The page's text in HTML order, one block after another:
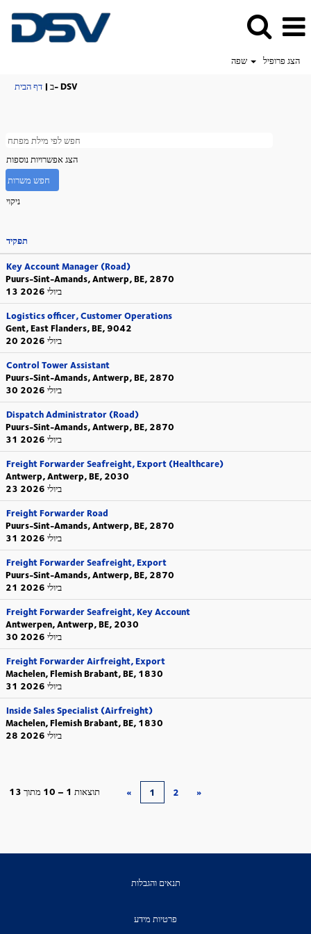
שפה
הצג פרופיל
דף הבית | ב- DSV(דף
הצג אפשרויות נוספות
ניקוי
תפקיד
Key Account Manager (Road)
Puurs-Sint-Amands, Antwerp, BE, 2870
13 ביולי 2026
Logistics officer, Customer Operations
Gent, East Flanders, BE, 9042
20 ביולי 2026
Control Tower Assistant
Puurs-Sint-Amands, Antwerp, BE, 2870
30 ביולי 2026
Dispatch Administrator (Road)
Puurs-Sint-Amands, Antwerp, BE, 2870
31 ביולי 2026
Freight Forwarder Seafreight, Export (Healthcare)
Antwerp, Antwerp, BE, 2030
23 ביולי 2026
Freight Forwarder Road
Puurs-Sint-Amands, Antwerp, BE, 2870
31 ביולי 2026
Freight Forwarder Seafreight, Export
Puurs-Sint-Amands, Antwerp, BE, 2870
21 ביולי 2026
Freight Forwarder Seafreight, Key Account
Antwerpen, Antwerp, BE, 2030
30 ביולי 2026
Freight Forwarder Airfreight, Export
Machelen, Flemish Brabant, BE, 1830
31 ביולי 2026
Inside Sales Specialist (Airfreight)
Machelen, Flemish Brabant, BE, 1830
28 ביולי 2026
תוצאות 1 – 10 מתוך 13 « 1 2 »
תנאים והגבלות
פרטיות מידע